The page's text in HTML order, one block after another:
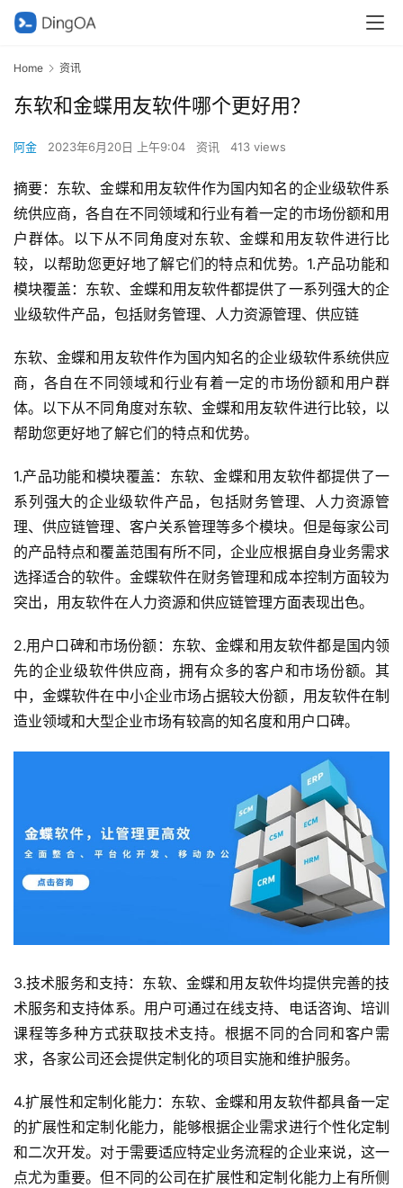
Home 资讯
东软和金蝶用友软件哪个更好用？
阿金 2023年6月20日 上午9:04 资讯 413 views
摘要：东软、金蝶和用友软件作为国内知名的企业级软件系
统供应商，各自在不同领域和行业有着一定的市场份额和用
户群体。以下从不同角度对东软、金蝶和用友软件进行比
较，以帮助您更好地了解它们的特点和优势。1.产品功能和
模块覆盖：东软、金蝶和用友软件都提供了一系列强大的企
业级软件产品，包括财务管理、人力资源管理、供应链
东软、金蝶和用友软件作为国内知名的企业级软件系统供应
商，各自在不同领域和行业有着一定的市场份额和用户群
体。以下从不同角度对东软、金蝶和用友软件进行比较，以
帮助您更好地了解它们的特点和优势。
1.产品功能和模块覆盖：东软、金蝶和用友软件都提供了一
系列强大的企业级软件产品，包括财务管理、人力资源管
理、供应链管理、客户关系管理等多个模块。但是每家公司
的产品特点和覆盖范围有所不同，企业应根据自身业务需求
选择适合的软件。金蝶软件在财务管理和成本控制方面较为
突出，用友软件在人力资源和供应链管理方面表现出色。
2.用户口碑和市场份额：东软、金蝶和用友软件都是国内领
先的企业级软件供应商，拥有众多的客户和市场份额。其
中，金蝶软件在中小企业市场占据较大份额，用友软件在制
造业领域和大型企业市场有较高的知名度和用户口碑。
3.技术服务和支持：东软、金蝶和用友软件均提供完善的技
术服务和支持体系。用户可通过在线支持、电话咨询、培训
课程等多种方式获取技术支持。根据不同的合同和客户需
求，各家公司还会提供定制化的项目实施和维护服务。
4.扩展性和定制化能力：东软、金蝶和用友软件都具备一定
的扩展性和定制化能力，能够根据企业需求进行个性化定制
和二次开发。对于需要适应特定业务流程的企业来说，这一
点尤为重要。但不同的公司在扩展性和定制化能力上有所侧